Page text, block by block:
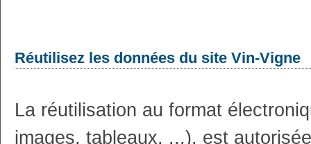
Réutilisez les données du site Vin-Vigne
La réutilisation au format
images, tableaux, ...), est